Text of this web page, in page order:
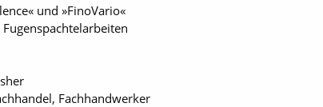
und »FinoVario«
Fachhandwerker